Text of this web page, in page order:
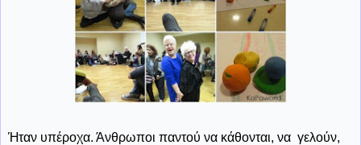
Ήταν υπέροχα. Άνθρωποι παντού να κάθονται, να γελούν,